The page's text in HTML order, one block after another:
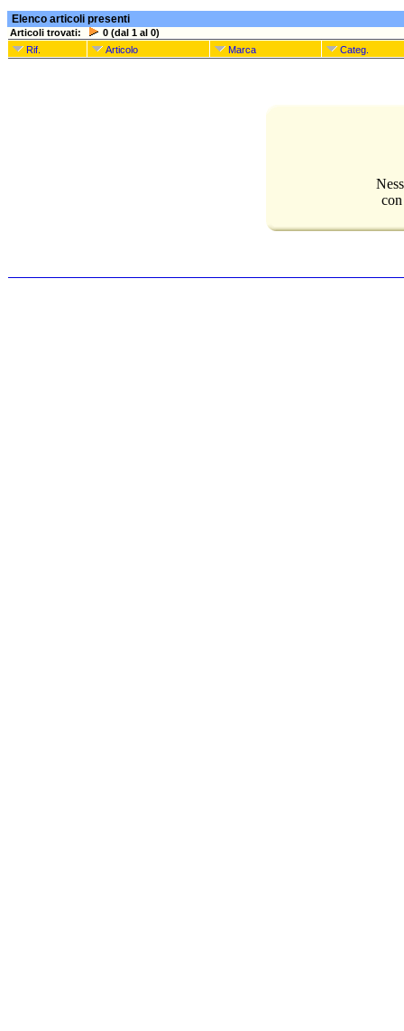
Elenco articoli presenti
Articoli trovati:
0 (dal 1 al 0)
Rif.
Articolo Marca Categ.